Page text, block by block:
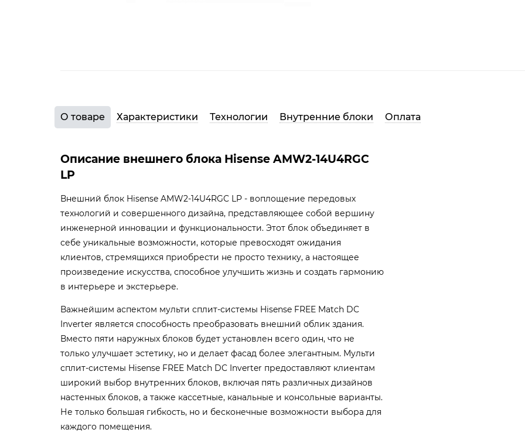
О товаре Характеристики Технологии Внутренние блоки Оплата
Описание внешнего блока Hisense AMW2-14U4RGC
LP
Внешний блок Hisense AMW2-14U4RGC LP - воплощение передовых
технологий и совершенного дизайна, представляющее собой вершину
инженерной инновации и функциональности. Этот блок объединяет в
себе уникальные возможности, которые превосходят ожидания
клиентов, стремящихся приобрести не просто технику, а настоящее
произведение искусства, способное улучшить жизнь и создать гармонию
в интерьере и экстерьере.
Важнейшим аспектом мульти сплит-системы Hisense FREE Match DC
Inverter является способность преобразовать внешний облик здания.
Вместо пяти наружных блоков будет установлен всего один, что не
только улучшает эстетику, но и делает фасад более элегантным. Мульти
сплит-системы Hisense FREE Match DC Inverter предоставляют клиентам
широкий выбор внутренних блоков, включая пять различных дизайнов
настенных блоков, а также кассетные, канальные и консольные варианты.
Не только большая гибкость, но и бесконечные возможности выбора для
каждого помещения.